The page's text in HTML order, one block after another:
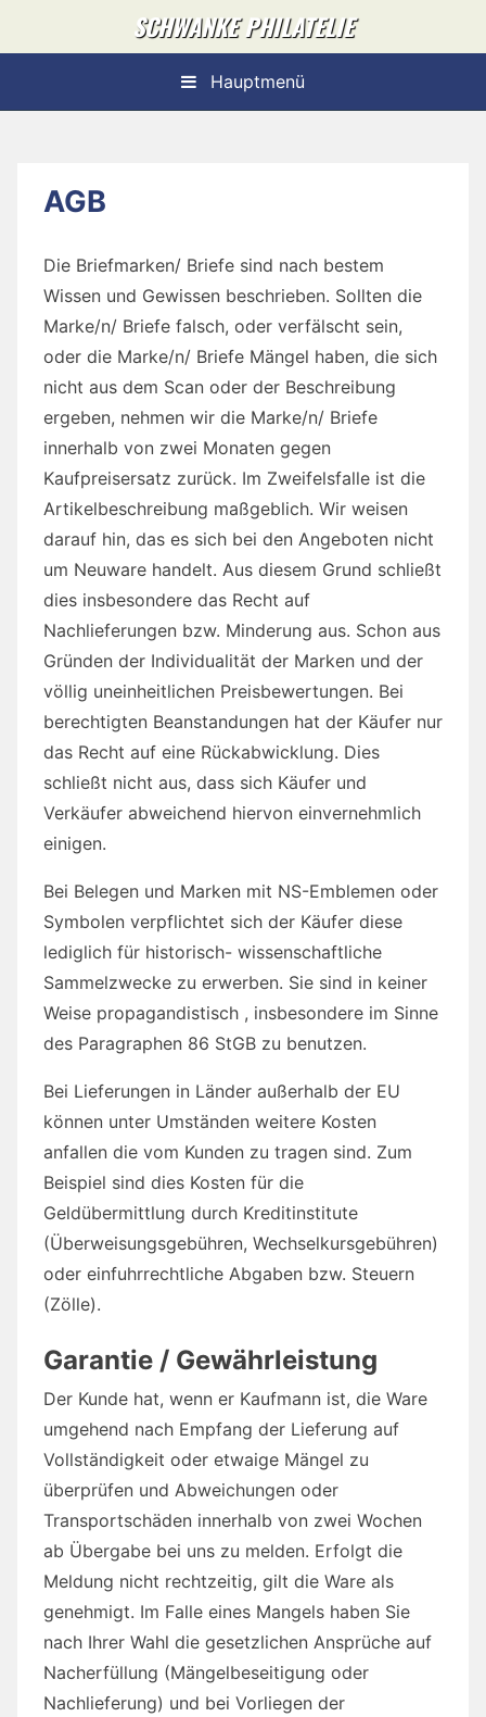
SCHWANKE PHILATELIE
Hauptmenü
AGB
Die Briefmarken/ Briefe sind nach bestem
Wissen und Gewissen beschrieben. Sollten die
Marke/n/ Briefe falsch, oder verfälscht sein,
oder die Marke/n/ Briefe Mängel haben, die sich
nicht aus dem Scan oder der Beschreibung
ergeben, nehmen wir die Marke/n/ Briefe
innerhalb von zwei Monaten gegen
Kaufpreisersatz zurück. Im Zweifelsfalle ist die
Artikelbeschreibung maßgeblich. Wir weisen
darauf hin, das es sich bei den Angeboten nicht
um Neuware handelt. Aus diesem Grund schließt
dies insbesondere das Recht auf
Nachlieferungen bzw. Minderung aus. Schon aus
Gründen der Individualität der Marken und der
völlig uneinheitlichen Preisbewertungen. Bei
berechtigten Beanstandungen hat der Käufer nur
das Recht auf eine Rückabwicklung. Dies
schließt nicht aus, dass sich Käufer und
Verkäufer abweichend hiervon einvernehmlich
einigen.
Bei Belegen und Marken mit NS-Emblemen oder
Symbolen verpflichtet sich der Käufer diese
lediglich für historisch- wissenschaftliche
Sammelzwecke zu erwerben. Sie sind in keiner
Weise propagandistisch , insbesondere im Sinne
des Paragraphen 86 StGB zu benutzen.
Bei Lieferungen in Länder außerhalb der EU
können unter Umständen weitere Kosten
anfallen die vom Kunden zu tragen sind. Zum
Beispiel sind dies Kosten für die
Geldübermittlung durch Kreditinstitute
(Überweisungsgebühren, Wechselkursgebühren)
oder einfuhrrechtliche Abgaben bzw. Steuern
(Zölle).
Garantie / Gewährleistung
Der Kunde hat, wenn er Kaufmann ist, die Ware
umgehend nach Empfang der Lieferung auf
Vollständigkeit oder etwaige Mängel zu
überprüfen und Abweichungen oder
Transportschäden innerhalb von zwei Wochen
ab Übergabe bei uns zu melden. Erfolgt die
Meldung nicht rechtzeitig, gilt die Ware als
genehmigt. Im Falle eines Mangels haben Sie
nach Ihrer Wahl die gesetzlichen Ansprüche auf
Nacherfüllung (Mängelbeseitigung oder
Nachlieferung) und bei Vorliegen der